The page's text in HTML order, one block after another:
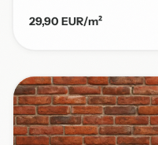
29,90 EUR/m²